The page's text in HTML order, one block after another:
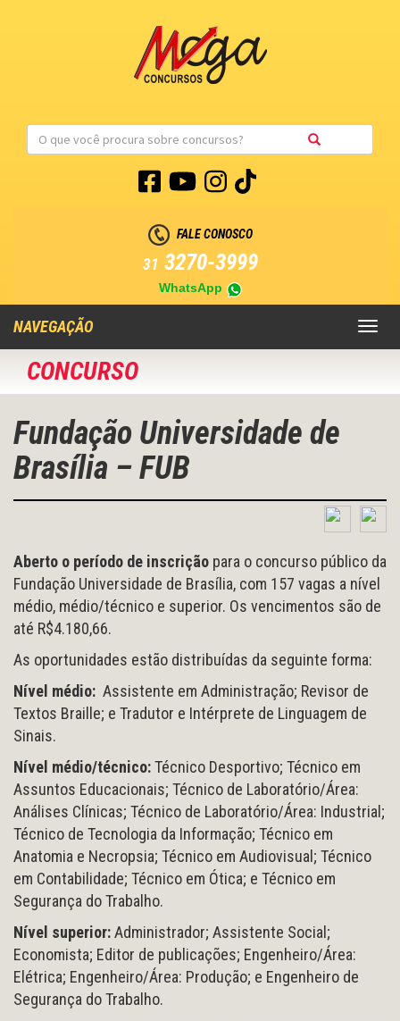
FALE CONOSCO
31 3270-3999
WhatsApp
Toggle
NAVEGAÇÃO
CONCURSO
Fundação Universidade de
Brasília – FUB
Aberto o período de inscrição para o concurso público da
Fundação Universidade de Brasília, com 157 vagas a nível
médio, médio/técnico e superior. Os vencimentos são de
até R$4.180,66.
As oportunidades estão distribuídas da seguinte forma:
Nível médio: Assistente em Administração; Revisor de
Textos Braille; e Tradutor e Intérprete de Linguagem de
Sinais.
Nível médio/técnico:Técnico Desportivo; Técnico em
Assuntos Educacionais; Técnico de Laboratório/Área:
Análises Clínicas; Técnico de Laboratório/Área: Industrial;
Técnico de Tecnologia da Informação; Técnico em
Anatomia e Necropsia; Técnico em Audiovisual; Técnico
em Contabilidade; Técnico em Ótica; e Técnico em
Segurança do Trabalho.
Nível superior:Administrador; Assistente Social;
Economista; Editor de publicações; Engenheiro/Área:
Elétrica; Engenheiro/Área: Produção; e Engenheiro de
Segurança do Trabalho.